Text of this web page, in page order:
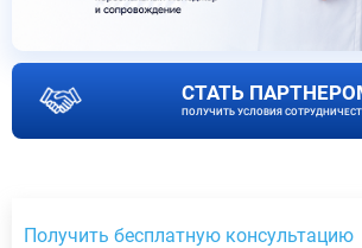
СТАТЬ
ПОЛУЧИТЬ УСЛОВИЯ
Получить бесплатную консультацию